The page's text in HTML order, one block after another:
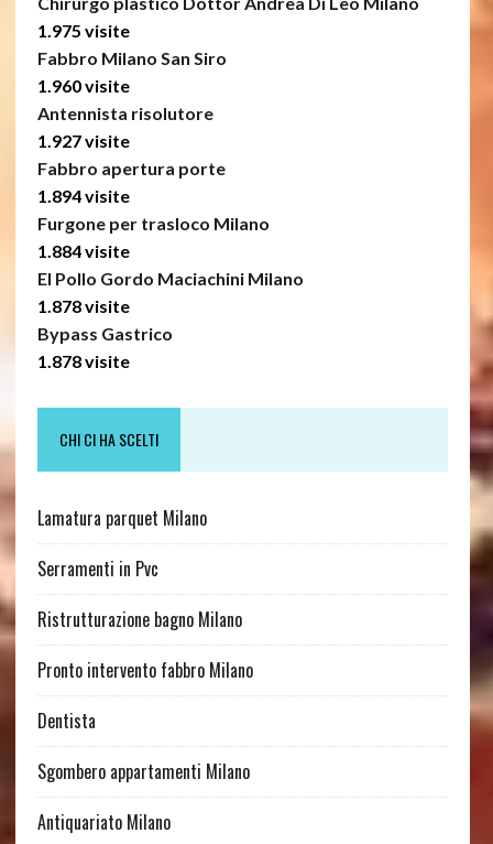
1.975 visite
Fabbro Milano San Siro
1.960 visite
Antennista risolutore
1.927 visite
Fabbro apertura porte
1.894 visite
Furgone per trasloco Milano
1.884 visite
El Pollo Gordo Maciachini Milano
1.878 visite
Bypass Gastrico
1.878 visite
CHI CI HA SCELTI
Lamatura parquet Milano
Serramenti in Pvc
Ristrutturazione bagno Milano
Pronto intervento fabbro Milano
Dentista
Sgombero appartamenti Milano
Antiquariato Milano